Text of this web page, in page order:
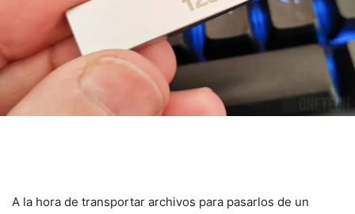
A la hora de transportar archivos para pasarlos de un